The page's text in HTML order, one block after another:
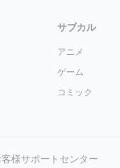
サブカル
アニメ
ゲーム
コミック
様サポートセンター